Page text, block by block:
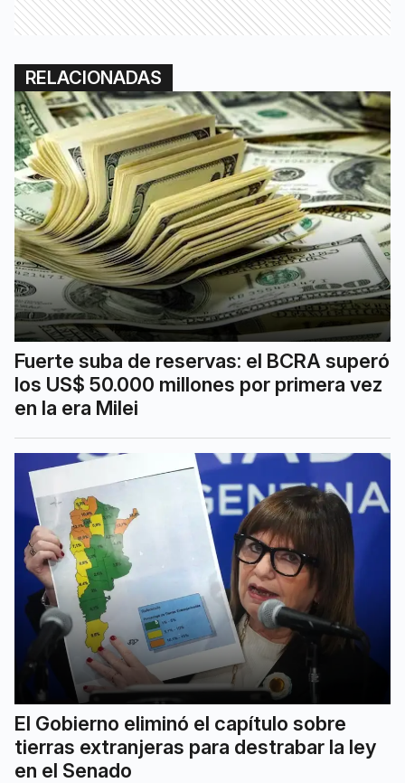
RELACIONADAS
Fuerte suba de reservas: el BCRA superó
los US$ 50.000 millones por primera vez
en la era Milei
El Gobierno eliminó el capítulo sobre
tierras extranjeras para destrabar la ley
en el Senado